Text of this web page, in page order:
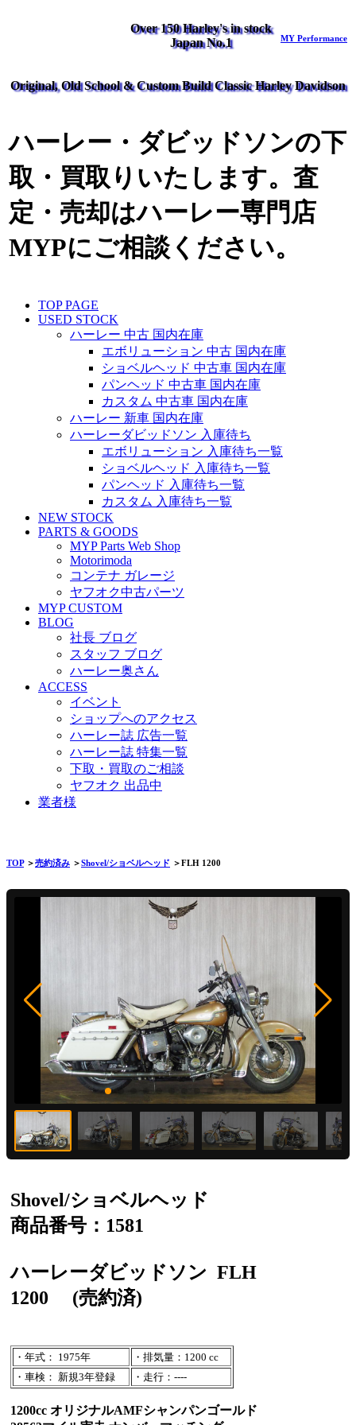
Over 150 Harley's in stock
Japan No.1
MY Performance
Original, Old School & Custom Build Classic Harley Davidson
ハーレー・ダビッドソンの下
取・買取りいたします。査
定・売却はハーレー専門店
MYPにご相談ください。
TOP PAGE
USED STOCK
ハーレー 中古 国内在庫
エボリューション 中古 国内在庫
ショベルヘッド 中古車 国内在庫
パンヘッド 中古車 国内在庫
カスタム 中古車 国内在庫
ハーレー 新車 国内在庫
ハーレーダビッドソン 入庫待ち
エボリューション 入庫待ち一覧
ショベルヘッド 入庫待ち一覧
パンヘッド 入庫待ち一覧
カスタム 入庫待ち一覧
NEW STOCK
PARTS & GOODS
MYP Parts Web Shop
Motorimoda
コンテナ ガレージ
ヤフオク中古パーツ
MYP CUSTOM
BLOG
社長 ブログ
スタッフ ブログ
ハーレー奥さん
ACCESS
イベント
ショップへのアクセス
ハーレー誌 広告一覧
ハーレー誌 特集一覧
下取・買取のご相談
ヤフオク 出品中
業者様
TOP＞売約済み ＞Shovel/ショベルヘッド ＞FLH 1200
Shovel/ショベルヘッド
商品番号：1581
ハーレーダビッドソン FLH
1200
(売約済)
・年式： 1975年
・排気量：1200 cc
・車検： 新規3年登録
・走行：----
1200cc オリジナルAMFシャンパンゴールド